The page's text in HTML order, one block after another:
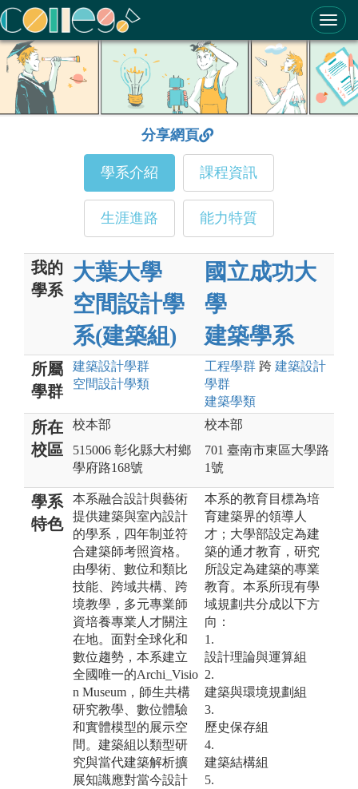
ColleGo! 大學選才與高中育才輔助系統
分享網頁
學系介紹 課程資訊
生涯進路 能力特質
我的
學系
大葉大學
空間設計學
系(建築組)
國立成功大
學
建築學系
所屬
學群
建築設計學群
空間設計學類
工程學群 跨 建築設計
學群
建築學類
所在
校區
校本部
515006 彰化縣大村鄉
學府路168號
校本部
701 臺南市東區大學路
1號
學系
特色
本系融合設計與藝術
提供建築與室內設計
的學系，四年制並符
合建築師考照資格。
由學術、數位和類比
技能、跨域共構、跨
境教學，多元專業師
資培養專業人才關注
在地。面對全球化和
數位趨勢，本系建立
全國唯一的Archi_Visio
n Museum，師生共構
研究教學、數位體驗
和實體模型的展示空
間。建築組以類型研
究與當代建築解析擴
展知識應對當今設計
本系的教育目標為培
育建築界的領導人
才；大學部設定為建
築的通才教育，研究
所設定為建築的專業
教育。本系所現有學
域規劃共分成以下方
向：
1.
設計理論與運算組
2.
建築與環境規劃組
3.
歷史保存組
4.
建築結構組
5.